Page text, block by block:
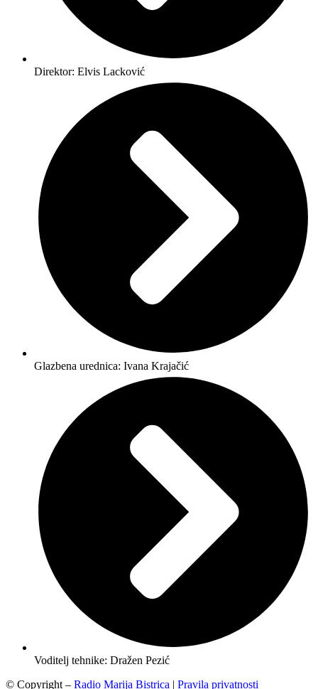
Direktor: Elvis Lacković
Glazbena urednica: Ivana Krajačić
Voditelj tehnike: Dražen Pezić
© Copyright – Radio Marija Bistrica | Pravila privatnosti